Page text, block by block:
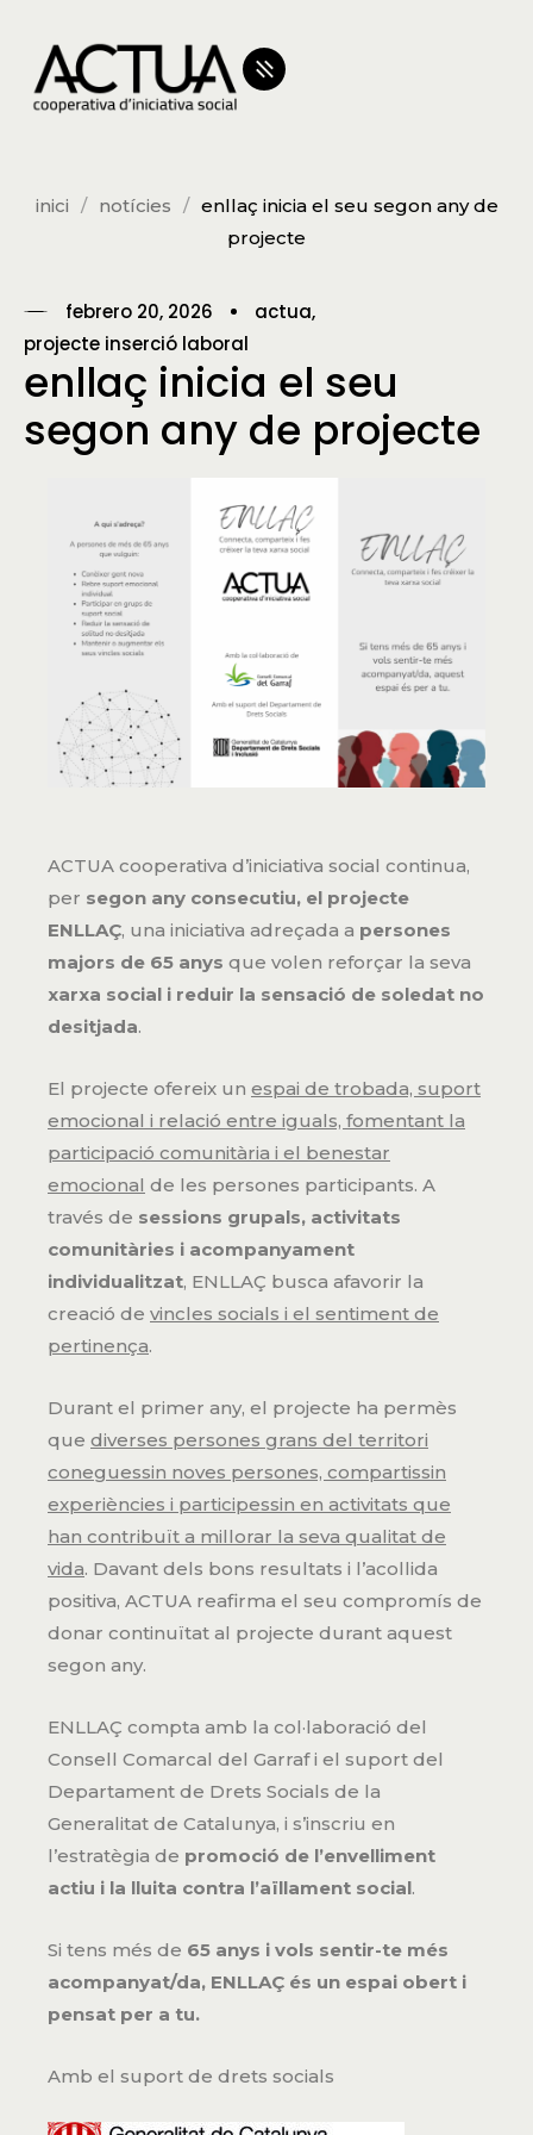
inici notícies
enllaç inicia el seu segon any de
projecte
febrero 20, 2026
actua
projecte inserció laboral
enllaç inicia el seu
segon any de projecte
ACTUA cooperativa d’iniciativa social continua,
per segon any consecutiu, el projecte
ENLLAÇ, una iniciativa adreçada a persones
majors de 65 anys que volen reforçar la seva
xarxa social i reduir la sensació de soledat no
desitjada.
El projecte ofereix un espai de trobada, suport
emocional i relació entre iguals, fomentant la
participació comunitària i el benestar
emocional de les persones participants. A
través de sessions grupals, activitats
comunitàries i acompanyament
individualitzat, ENLLAÇ busca afavorir la
creació de vincles socials i el sentiment de
pertinença.
Durant el primer any, el projecte ha permès
que diverses persones grans del territori
coneguessin noves persones, compartissin
experiències i participessin en activitats que
han contribuït a millorar la seva qualitat de
vida. Davant dels bons resultats i l’acollida
positiva, ACTUA reafirma el seu compromís de
donar continuïtat al projecte durant aquest
segon any.
ENLLAÇ compta amb la col·laboració del
Consell Comarcal del Garraf i el suport del
Departament de Drets Socials de la
Generalitat de Catalunya, i s’inscriu en
l’estratègia de promoció de l’envelliment
actiu i la lluita contra l’aïllament social.
Si tens més de 65 anys i vols sentir-te més
acompanyat/da, ENLLAÇ és un espai obert i
pensat per a tu.
Amb el suport de drets socials